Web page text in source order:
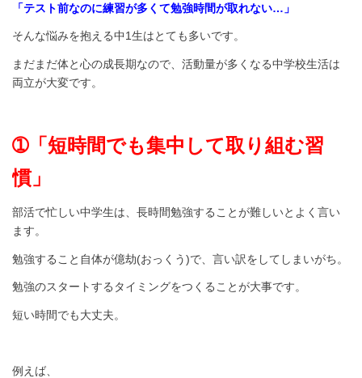
「テスト前なのに練習が多くて勉強時間が取れない…」
そんな悩みを抱える中1生はとても多いです。
まだまだ体と心の成長期なので、活動量が多くなる中学校生活は
両立が大変です。
➀「短時間でも集中して取り組む習
慣」
部活で忙しい中学生は、長時間勉強することが難しいとよく言い
ます。
勉強すること自体が億劫(おっくう)で、言い訳をしてしまいがち。
勉強のスタートするタイミングをつくることが大事です。
短い時間でも大丈夫。
例えば、